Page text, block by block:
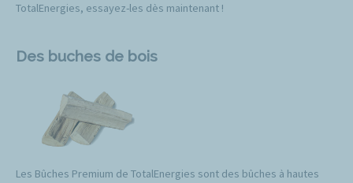
TotalEnergies, essayez-les dès maintenant !
Des buches de bois
Les Bûches Premium de TotalEnergies sont des bûches à hautes